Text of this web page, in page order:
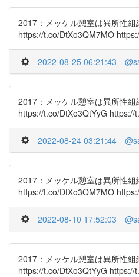
2017：メッケル憩室は異所性組
https://t.co/DtXo3QM7MO
2022-08-25 06:21:43
2017：メッケル憩室は異所性組
https://t.co/DtXo3QtYyG https://
2022-08-24 03:21:44
2017：メッケル憩室は異所性組
https://t.co/DtXo3QM7MO
2022-08-10 17:52:03
2017：メッケル憩室は異所性組
https://t.co/DtXo3QtYyG https://